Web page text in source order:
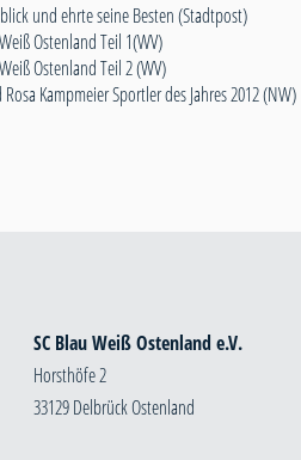
und ehrte seine Besten (Stadtpost)
Ostenland Teil 1(WV)
Ostenland Teil 2 (WV)
Kampmeier Sportler des Jahres 2012 (NW)
SC Blau Weiß Ostenland e.V.
Horsthöfe 2
33129 Delbrück Ostenland